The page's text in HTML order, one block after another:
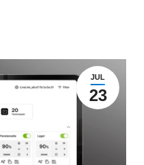
JUL
23